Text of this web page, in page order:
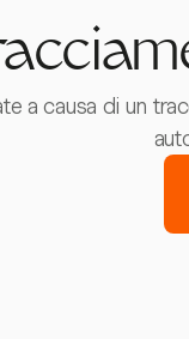
a causa di un